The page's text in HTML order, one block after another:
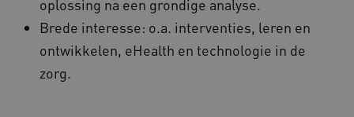
oplossing na een grondige analyse.
Brede interesse: o.a. interventies, leren en
ontwikkelen, eHealth en technologie in de
zorg.